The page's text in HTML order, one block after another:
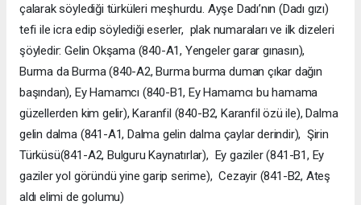
çalarak söylediği türküleri meşhurdu. Ayşe Dadı’nın (Dadı gızı)
tefi ile icra edip söylediği eserler, plak numaraları ve ilk dizeleri
şöyledir: Gelin Okşama (840-A1, Yengeler garar gınasın),
Burma da Burma (840-A2, Burma burma duman çıkar dağın
başından), Ey Hamamcı (840-B1, Ey Hamamcı bu hamama
güzellerden kim gelir), Karanfil (840-B2, Karanfil özü ile), Dalma
gelin dalma (841-A1, Dalma gelin dalma çaylar derindir), Şirin
Türküsü(841-A2, Bulguru Kaynatırlar), Ey gaziler (841-B1, Ey
gaziler yol göründü yine garip serime), Cezayir (841-B2, Ateş
aldı elimi de golumu)